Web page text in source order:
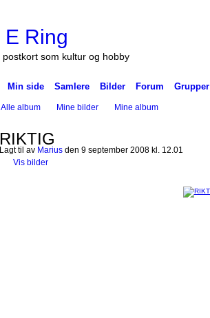
E Ring
som kultur og hobby
Min side Samlere Bilder Forum Grupper
Alle album Mine bilder Mine album
RIKTIG
Lagt til av Mariusden 9 september 2008 kl. 12.01
Vis bilder